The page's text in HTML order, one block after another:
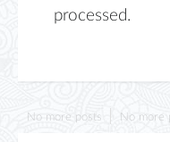
processed.
No more posts No more